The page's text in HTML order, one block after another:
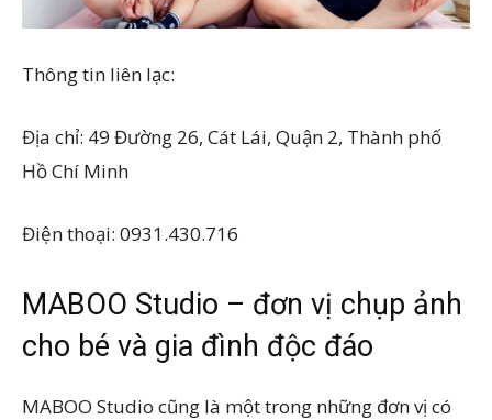
Thông tin liên lạc:
Địa chỉ: 49 Đường 26, Cát Lái, Quận 2, Thành phố
Hồ Chí Minh
Điện thoại: 0931.430.716
MABOO Studio – đơn vị chụp ảnh
cho bé và gia đình độc đáo
MABOO Studio cũng là một trong những đơn vị có